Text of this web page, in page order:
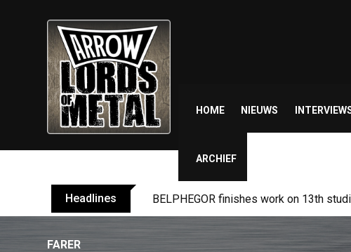
HOME NIEUWS
ARCHIEF
Headlines TURMION KÄTILÖT announce new
FARER